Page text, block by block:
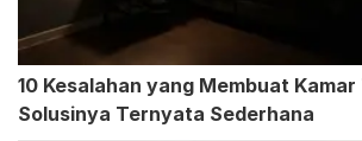
10 Kesalahan yang Membuat
Solusinya Ternyata Sederhana